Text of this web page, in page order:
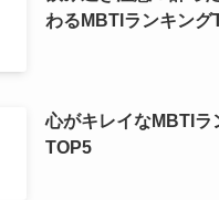
わるMBTIランキング
心がキレイなMBTIラ
TOP5